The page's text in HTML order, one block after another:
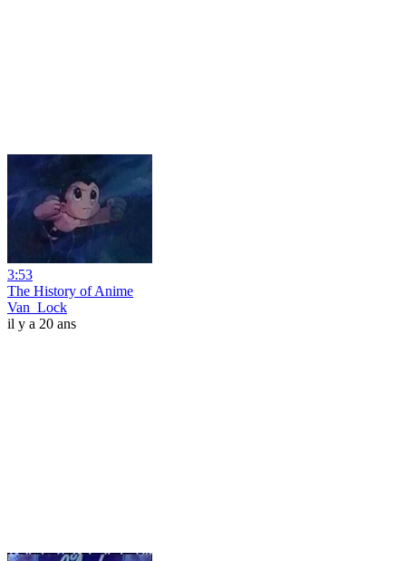
3:53
The History of Anime
Van_Lock
il y a 20 ans